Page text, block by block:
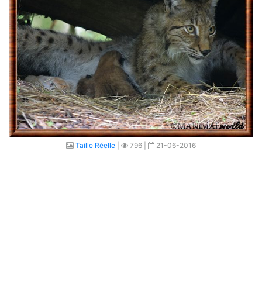
Taille Réelle 796 | 21-06-2016